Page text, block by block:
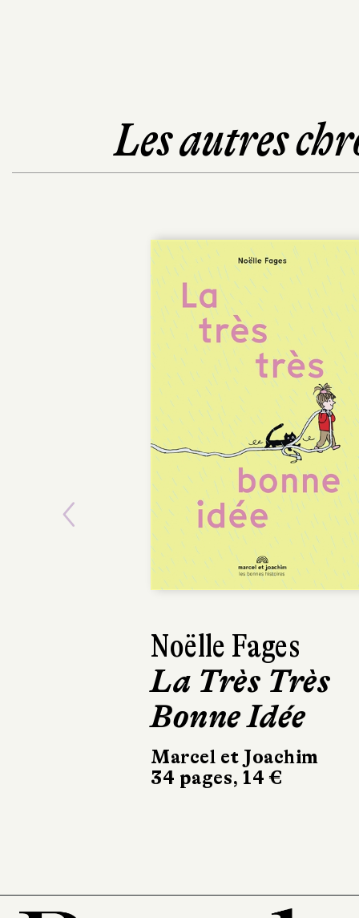
Les autres
Noëlle Fages
La Très Très
Bonne Idée
Marcel et Joachim
34 pages, 14 €
Anaïs
Otero
L’Île des
mythes, t. 2
Casterman
Previous